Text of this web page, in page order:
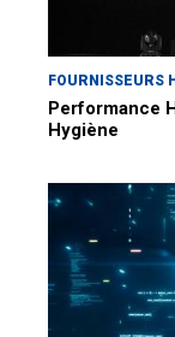
FOURNISSEURS
Performance
Hygiène